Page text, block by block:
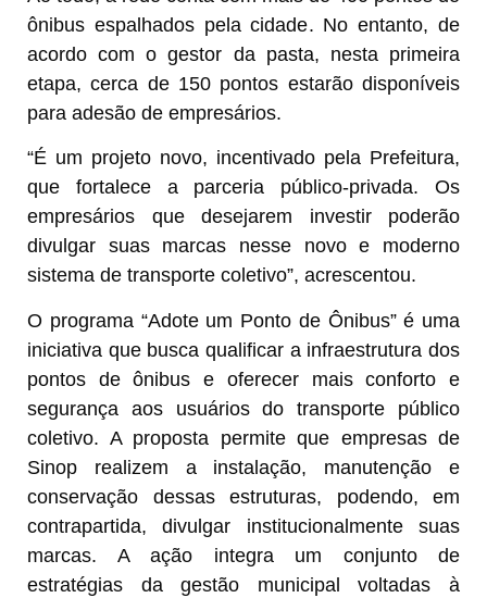
ônibus espalhados pela cidade. No entanto, de
acordo com o gestor da pasta, nesta primeira
etapa, cerca de 150 pontos estarão disponíveis
para adesão de empresários.
“É um projeto novo, incentivado pela Prefeitura,
que fortalece a parceria público-privada. Os
empresários que desejarem investir poderão
divulgar suas marcas nesse novo e moderno
sistema de transporte coletivo”, acrescentou.
O programa “Adote um Ponto de Ônibus” é uma
iniciativa que busca qualificar a infraestrutura dos
pontos de ônibus e oferecer mais conforto e
segurança aos usuários do transporte público
coletivo. A proposta permite que empresas de
Sinop realizem a instalação, manutenção e
conservação dessas estruturas, podendo, em
contrapartida, divulgar institucionalmente suas
marcas. A ação integra um conjunto de
estratégias da gestão municipal voltadas à